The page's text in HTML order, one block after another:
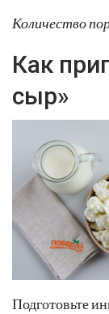
Количество
Как
сыр»
Подготовьте